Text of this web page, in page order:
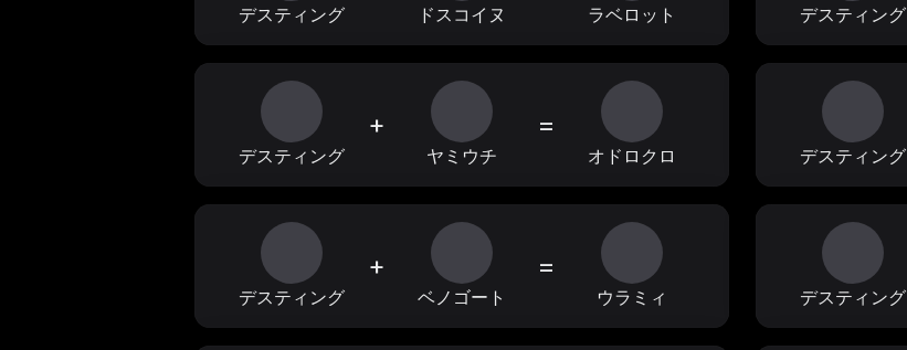
デスティング ドスコイヌ ラベロット デスティング
デスティング
+
ヤミウチ
=
オドロクロ デスティング
デスティング
+
ベノゴート
=
ウラミィ デスティング